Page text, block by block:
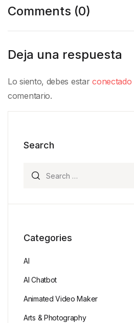
Comments (0)
Deja una respuesta
Lo siento, debes estarconectado
comentario.
Search
Categories
AI
AI Chatbot
Animated Video Maker
Arts & Photography